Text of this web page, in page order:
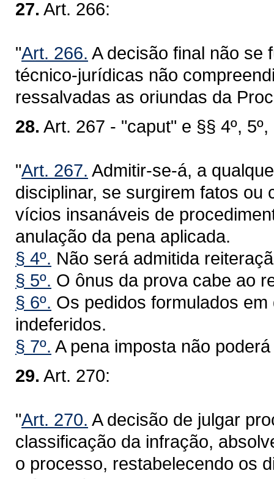
27. Art. 266:
"Art. 266. A decisão final não se
técnico-jurídicas não
ressalvadas as oriundas da
28. Art. 267 - "caput" e §§ 4º, 5º,
"Art. 267. Admitir-se-á, a
disciplinar, se surgirem fatos ou
vícios insanáveis de
anulação da pena aplicada.
§ 4º. Não será admitida
§ 5º. O ônus da prova cabe ao
§ 6º. Os pedidos formulados
indeferidos.
§ 7º. A pena imposta não
29. Art. 270:
"Art. 270. A decisão de julgar
classificação da infração,
o processo, restabelecendo os